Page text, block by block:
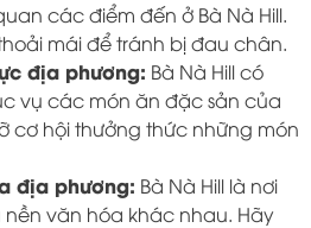
các điểm đến ở Bà Nà Hill.
mái để tránh bị đau chân.
địa phương: Bà Nà Hill có
vụ các món ăn đặc sản của
cơ hội thưởng thức những món
địa phương: Bà Nà Hill là nơi
văn hóa khác nhau. Hãy